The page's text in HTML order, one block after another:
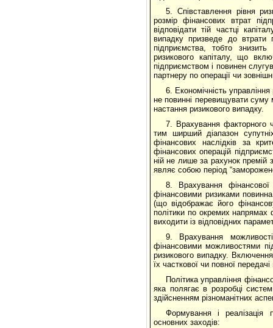
5. Співставлення рівня
розмір фінансових втрат
відповідати тій частці
випадку призведе до втрати
підприємства, тобто
ризикового капіталу, що
підприємством і повинен
партнеру по операції чи
6. Економічність
не повинні перевищувати суму
настання ризикового випадку.
7. Врахування факторного
тим ширший діапазон
фінансових наслідків за
фінансових операцій
ній не лише за рахунок премій
являє собою період
8. Врахування фінансової
фінансовими ризиками повинна
(що відображає його
політики по окремих напрямах
виходити із відповідних
9. Врахування
фінансовими можливостями
ризикового випадку.
їх часткової чи повної
Політика управління
яка полягає в розробці
здійсненням різноманітних
Формування і реалізація
основних заходів: